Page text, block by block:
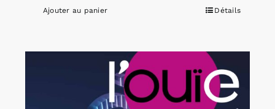
Ajouter au panier Détails